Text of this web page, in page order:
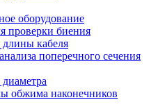
оборудование
проверки биения
кабеля
поперечного сечения
обжима наконечников